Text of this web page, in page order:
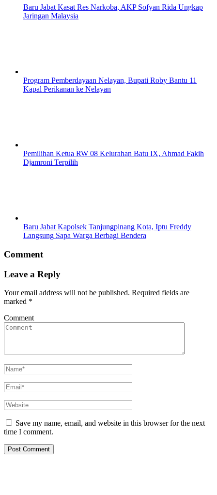
Baru Jabat Kasat Res Narkoba, AKP Sofyan Rida Ungkap
Jaringan Malaysia
Program Pemberdayaan Nelayan, Bupati Roby Bantu 11
Kapal Perikanan ke Nelayan
Pemilihan Ketua RW 08 Kelurahan Batu IX, Ahmad Fakih
Djamroni Terpilih
Baru Jabat Kapolsek Tanjungpinang Kota, Iptu Freddy
Langsung Sapa Warga Berbagi Bendera
Comment
Leave a Reply
Your email address will not be published. Required fields are
marked *
Comment
Save my name, email, and website in this browser for the next
time I comment.